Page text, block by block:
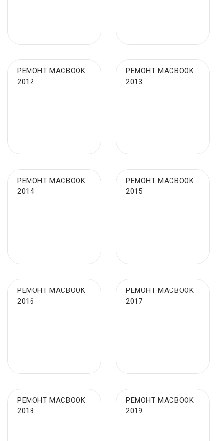
РЕМОНТ MACBOOK
2012
РЕМОНТ MACBOOK
2013
РЕМОНТ MACBOOK
2014
РЕМОНТ MACBOOK
2015
РЕМОНТ MACBOOK
2016
РЕМОНТ MACBOOK
2017
РЕМОНТ MACBOOK
2018
РЕМОНТ MACBOOK
2019